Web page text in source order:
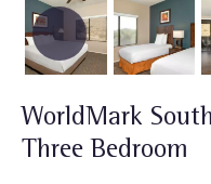
WorldMark
Three Bedroom